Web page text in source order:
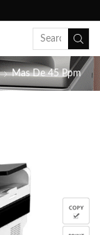
Mas De 45 Ppm